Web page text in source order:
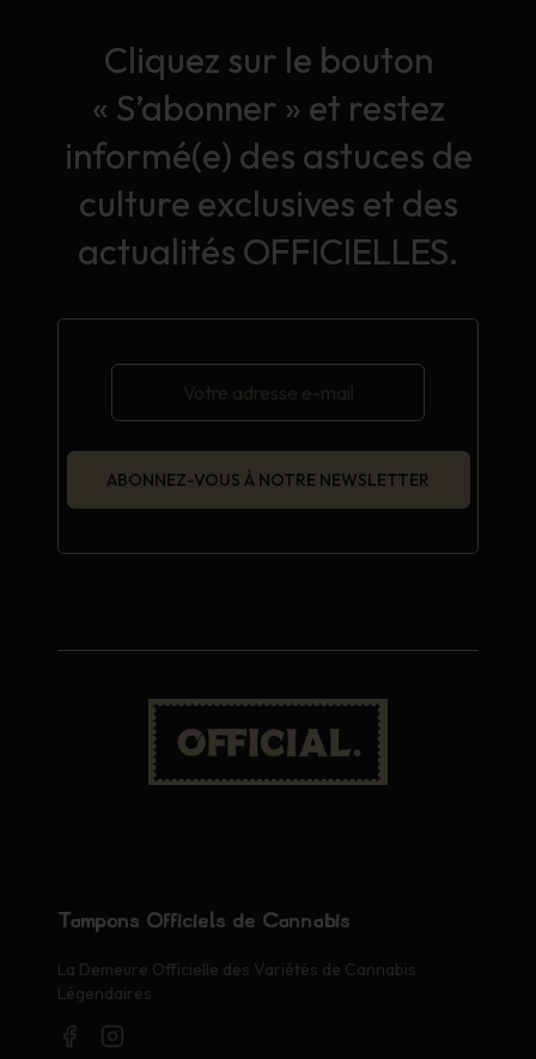
Cliquez sur le bouton
« S’abonner » et restez
informé(e) des astuces de
culture exclusives et des
actualités OFFICIELLES.
ABONNEZ-VOUS À NOTRE NEWSLETTER
Tampons Officiels de Cannabis
La Demeure Officielle des Variétés de Cannabis
Légendaires